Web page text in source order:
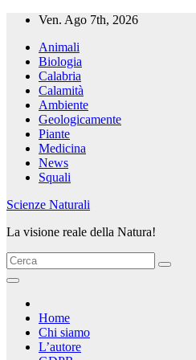
Salta
contenuto
Ven. Ago 7th, 2026
Animali
Biologia
Calabria
Calamità
Ambiente
Geologicamente
Piante
Medicina
News
Squali
Scienze Naturali
La visione reale della Natura!
Home
Chi siamo
L’autore